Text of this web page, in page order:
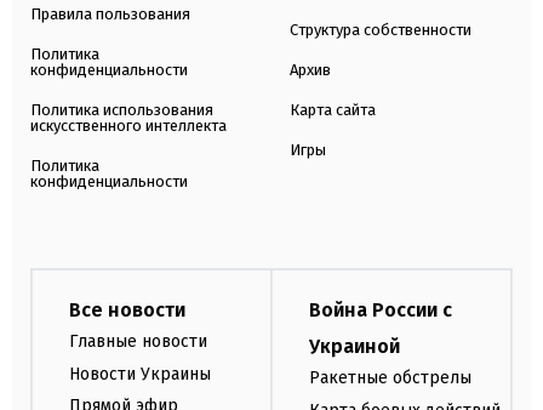
Правила пользования
Политика
конфиденциальности
Политика использования
искусственного интеллекта
Политика
конфиденциальности
Структура собственности
Архив
Карта сайта
Игры
Все новости
Главные новости
Новости Украины
Война России с
Украиной
Ракетные обстрелы